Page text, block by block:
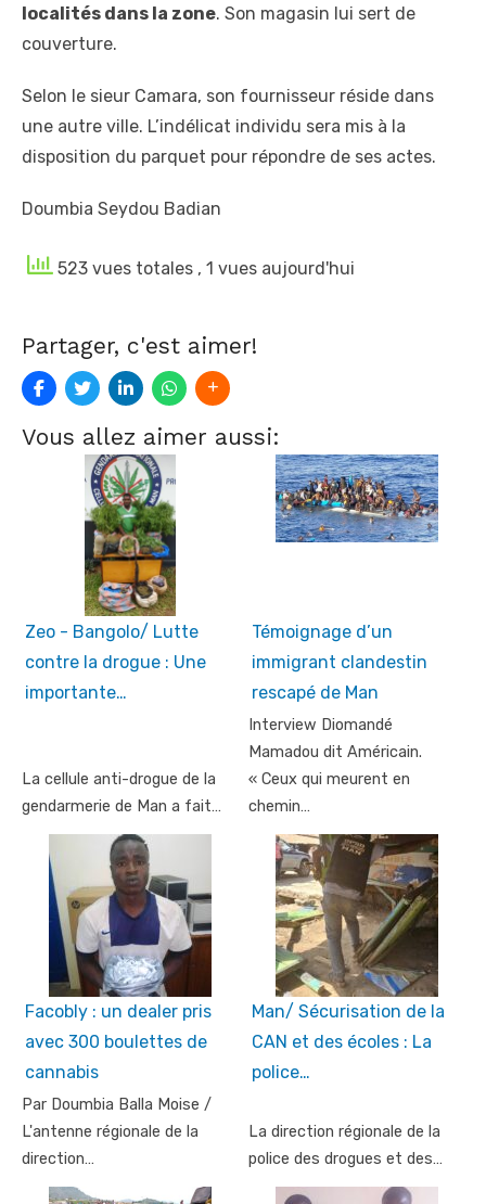
localités dans la zone. Son magasin lui sert de
couverture.
Selon le sieur Camara, son fournisseur réside dans
une autre ville. L’indélicat individu sera mis à la
disposition du parquet pour répondre de ses actes.
Doumbia Seydou Badian
523 vues totales , 1 vues aujourd'hui
Partager, c'est aimer!
Vous allez aimer aussi:
Zeo - Bangolo/ Lutte
contre la drogue : Une
importante…
La cellule anti-drogue de la
gendarmerie de Man a fait…
Témoignage d’un
immigrant clandestin
rescapé de Man
Interview Diomandé
Mamadou dit Américain.
« Ceux qui meurent en
chemin…
Facobly : un dealer pris
avec 300 boulettes de
cannabis
Par Doumbia Balla Moise /
L'antenne régionale de la
direction…
Man/ Sécurisation de la
CAN et des écoles : La
police…
La direction régionale de la
police des drogues et des…